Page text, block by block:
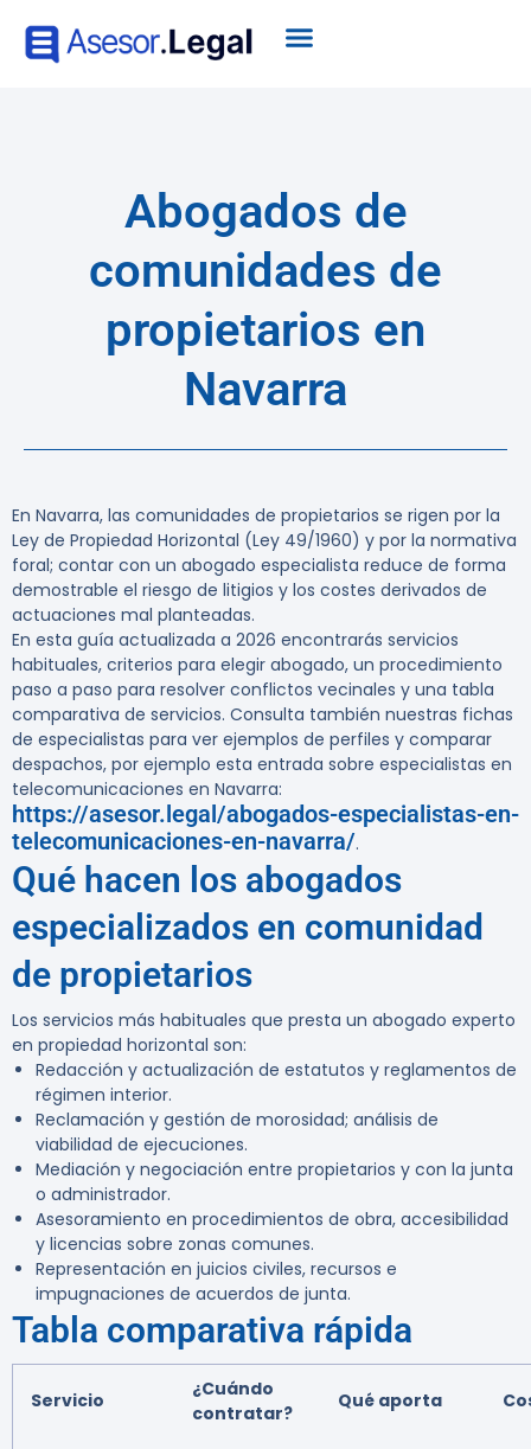
Abogados de
comunidades de
propietarios en
Navarra
En Navarra, las comunidades de propietarios se rigen por la
Ley de Propiedad Horizontal (Ley 49/1960) y por la normativa
foral; contar con un abogado especialista reduce de forma
demostrable el riesgo de litigios y los costes derivados de
actuaciones mal planteadas.
En esta guía actualizada a 2026 encontrarás servicios
habituales, criterios para elegir abogado, un procedimiento
paso a paso para resolver conflictos vecinales y una tabla
comparativa de servicios. Consulta también nuestras fichas
de especialistas para ver ejemplos de perfiles y comparar
despachos, por ejemplo esta entrada sobre especialistas en
telecomunicaciones en Navarra:
https://asesor.legal/abogados-especialistas-en-
telecomunicaciones-en-navarra/.
Qué hacen los abogados
especializados en comunidad
de propietarios
Los servicios más habituales que presta un abogado experto
en propiedad horizontal son:
Redacción y actualización de estatutos y reglamentos de
régimen interior.
Reclamación y gestión de morosidad; análisis de
viabilidad de ejecuciones.
Mediación y negociación entre propietarios y con la junta
o administrador.
Asesoramiento en procedimientos de obra, accesibilidad
y licencias sobre zonas comunes.
Representación en juicios civiles, recursos e
impugnaciones de acuerdos de junta.
Tabla comparativa rápida
Servicio
¿Cuándo
contratar?
Qué aporta